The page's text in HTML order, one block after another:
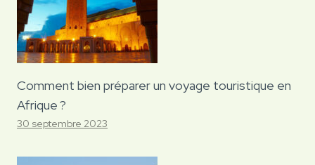
Comment bien préparer un voyage touristique en
Afrique ?
30 septembre 2023